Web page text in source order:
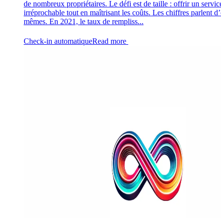
de nombreux propriétaires. Le défi est de taille : offrir un
irréprochable tout en maîtrisant les coûts. Les chiffres parlent
mêmes. En 2021, le taux de rempliss...
Check-in automatiqueRead more